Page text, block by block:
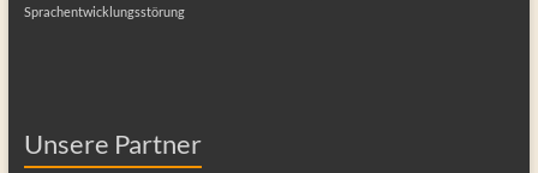
Sprachentwicklungsstörung
Unsere Partner